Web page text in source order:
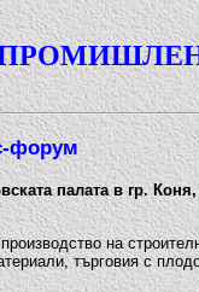
форум
палата в гр. Коня,
на
търговия с